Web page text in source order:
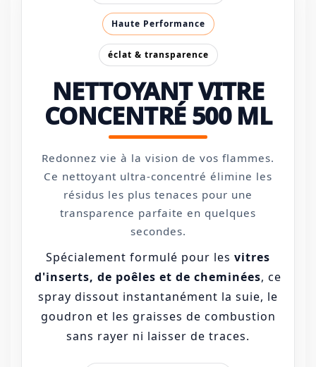
Haute Performance
éclat & transparence
NETTOYANT VITRE
CONCENTRÉ 500 ML
Redonnez vie à la vision de vos flammes.
Ce nettoyant ultra-concentré élimine les
résidus les plus tenaces pour une
transparence parfaite en quelques
secondes.
Spécialement formulé pour les vitres
d'inserts, de poêles et de cheminées, ce
spray dissout instantanément la suie, le
goudron et les graisses de combustion
sans rayer ni laisser de traces.